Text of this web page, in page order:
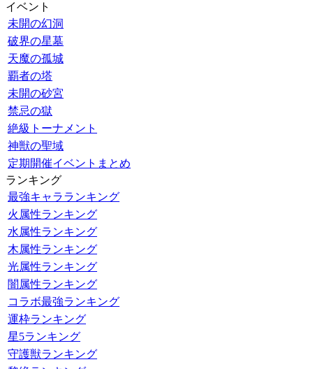
イベント
未開の幻洞
破界の星墓
天魔の孤城
覇者の塔
未開の砂宮
禁忌の獄
絶級トーナメント
神獣の聖域
定期開催イベントまとめ
ランキング
最強キャラランキング
火属性ランキング
水属性ランキング
木属性ランキング
光属性ランキング
闇属性ランキング
コラボ最強ランキング
運枠ランキング
星5ランキング
守護獣ランキング